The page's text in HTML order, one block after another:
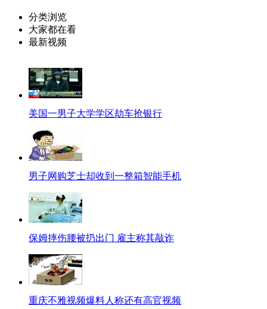
分类浏览
大家都在看
最新视频
美国一男子大学学区劫车抢银行
男子网购芝士却收到一整箱智能手机
保姆摔伤腰被扔出门 雇主称其敲诈
重庆不雅视频爆料人称还有高官视频